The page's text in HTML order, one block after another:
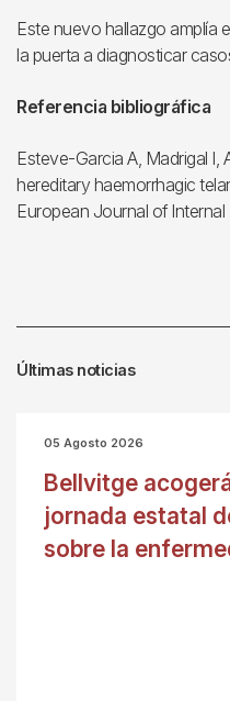
Este nuevo hallazgo amplía
la puerta a diagnosticar
Referencia bibliográfica
Esteve-Garcia A, Madrigal I,
hereditary haemorrhagic
European Journal of Internal
Últimas noticias
05 Agosto 2026
Bellvitge
jornada estatal
sobre la